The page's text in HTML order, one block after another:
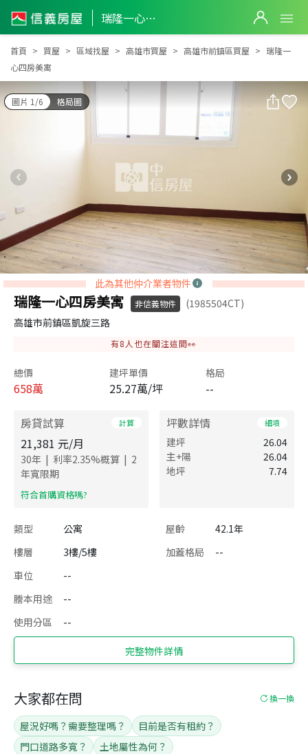
瑞隆一心四房美寓
瑞隆一心四房美寓
首頁 買屋 區域找屋 高雄市買屋 高雄市前鎮區買屋
瑞隆一
心四房美寓
圖片 1/6 格局圖
此為其他仲介業者物件
瑞隆一心四房美寓 非信義物件
(1985504CT)
高雄市前鎮區凱旋三路
有8 人也在關注這間👀
總價
658萬
建坪單價
25.27萬/坪
格局
--
房貸試算 計算
21,381 元/月
30年 | 利率2.35%概算 | 2
年寬限期
​符合首購資格嗎?
坪數詳情 細項
建坪
26.04
主+陽
26.04
地坪
7.74
類型 公寓 屋齡
42.1年
樓層
3樓/5樓 加蓋格局
--
車位
--
謄本用途
--
使用分區
--
完整物件詳情
大家都在問 換一換
屋況好嗎？需要整理嗎？
目前是否有租約？
門口道路多寬？
土地屬性為何？